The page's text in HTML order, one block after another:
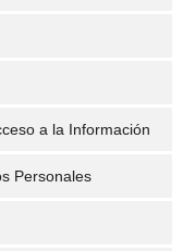
a la Información
Personales